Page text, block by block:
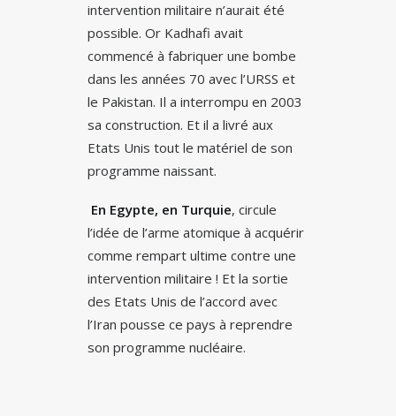
intervention militaire n’aurait été
possible. Or Kadhafi avait
commencé à fabriquer une bombe
dans les années 70 avec l’URSS et
le Pakistan. Il a interrompu en 2003
sa construction. Et il a livré aux
Etats Unis tout le matériel de son
programme naissant.
En Egypte, en Turquie, circule
l’idée de l’arme atomique à acquérir
comme rempart ultime contre une
intervention militaire ! Et la sortie
des Etats Unis de l’accord avec
l’Iran pousse ce pays à reprendre
son programme nucléaire.